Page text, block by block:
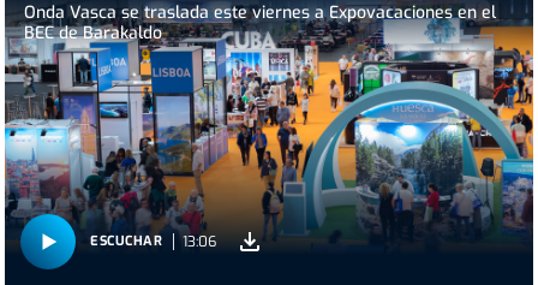
Onda Vasca se traslada este viernes a Expovacaciones en el
BEC de Barakaldo
ESCUCHAR 13:06